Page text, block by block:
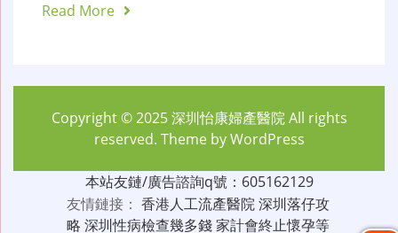
Read More
Copyright © 2025深圳怡康婦產醫院All rights
reserved. Theme byWordPress
本站友鏈/廣告諮詢q號：605162129
友情鏈接： 香港人工流產醫院深圳落仔攻
略 深圳性病檢查幾多錢家計會終止懷孕等